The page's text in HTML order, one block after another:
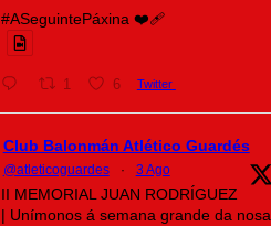
#ASeguintePáxina ❤️‍🩹
1 6 Twitter
Club Balonmán Atlético Guardés
@atleticoguardes · 3 Ago
II MEMORIAL JUAN RODRÍGUEZ
| Unímonos á semana grande da nosa